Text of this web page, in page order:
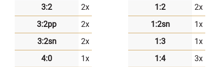
3:2
2x
3:2pp
2x
3:2sn
2x
4:0
1x
1:2
2x
1:2sn
1x
1:3
1x
1:4
3x